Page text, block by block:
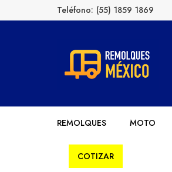
Teléfono: (55) 1859 1869
Remolques
REMOLQUES MOTO
COTIZAR